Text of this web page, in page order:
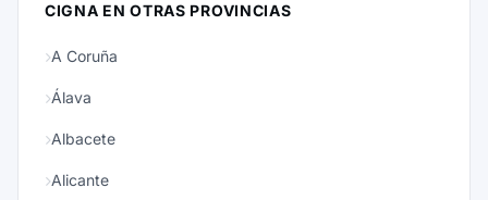
CIGNA EN OTRAS PROVINCIAS
A Coruña
Álava
Albacete
Alicante